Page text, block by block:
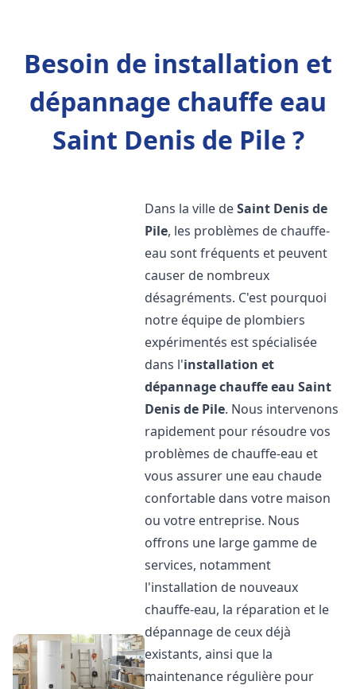
Besoin de installation et
dépannage chauffe eau
Saint Denis de Pile ?
Dans la ville deSaint Denis de
Pile, les problèmes de chauffe-
eau sont fréquents et peuvent
causer de nombreux
désagréments. C'est pourquoi
notre équipe de plombiers
expérimentés est spécialisée
dans l'installation et
dépannage chauffe eau Saint
Denis de Pile. Nous intervenons
rapidement pour résoudre vos
problèmes de chauffe-eau et
vous assurer une eau chaude
confortable dans votre maison
ou votre entreprise. Nous
offrons une large gamme de
services, notamment
l'installation de nouveaux
chauffe-eau, la réparation et le
dépannage de ceux déjà
existants, ainsi que la
maintenance régulière pour